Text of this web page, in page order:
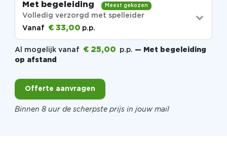
Met begeleiding Meest gekozen
Volledig verzorgd met spelleider
Vanaf € 33,00 p.p.
Al mogelijk vanaf € 25,00 p.p. — Met begeleiding
op afstand
Offerte aanvragen
Binnen 8 uur de scherpste prijs in jouw mail